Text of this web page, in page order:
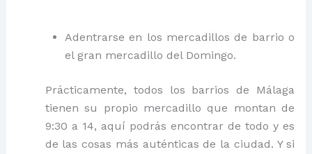
Adentrarse en los mercadillos de barrio o
el gran mercadillo del Domingo.
Prácticamente, todos los barrios de Málaga
tienen su propio mercadillo que montan de
9:30 a 14, aquí podrás encontrar de todo y es
de las cosas más auténticas de la ciudad. Y si